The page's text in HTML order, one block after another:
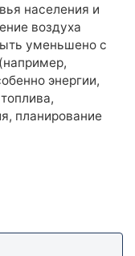
населения и
воздуха
уменьшено с
энергии,
планирование